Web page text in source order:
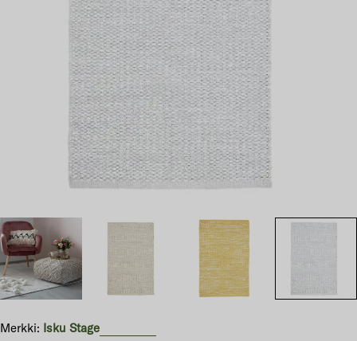
5 modaali-ikkunassa
Merkki: Isku Stage